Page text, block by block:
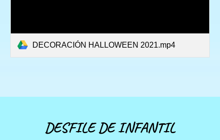
DECORACIÓN HALLOWEEN 2021.mp4
DESFILE DE INFANTIL